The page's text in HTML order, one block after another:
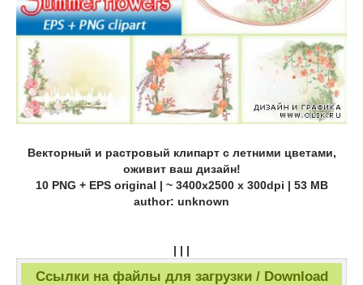
Векторный и растровый клипарт с летними цветами,
оживит ваш дизайн!
10 PNG + EPS original | ~ 3400x2500 x 300dpi | 53 MB
author: unknown
| | |
Ссылки на файлы для загрузки / Download